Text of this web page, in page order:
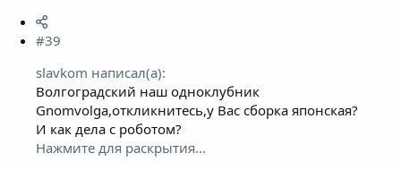
#39
slavkom написал(а):
Волгоградский наш одноклубник
Gnomvolga,откликнитесь,у Вас сборка японская?
И как дела с роботом?
Нажмите для раскрытия...